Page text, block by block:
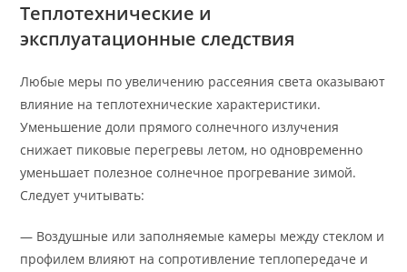
Теплотехнические и
эксплуатационные следствия
Любые меры по увеличению рассеяния света оказывают
влияние на теплотехнические характеристики.
Уменьшение доли прямого солнечного излучения
снижает пиковые перегревы летом, но одновременно
уменьшает полезное солнечное прогревание зимой.
Следует учитывать:
— Воздушные или заполняемые камеры между стеклом и
профилем влияют на сопротивление теплопередаче и